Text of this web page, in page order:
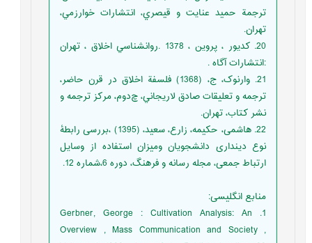
ترجمة حميد عنايت و قيصري، انتشارات خوارزمي،
تهران.
20. کديور ، پروين ، 1378 .روانشناسي اخلاق ، تهران
:انتشارات آگاه .
21. وارنوک، ج، (1368) فلسفة اخلاق در قرن حاضر،
ترجمه و تعليقات صادق لاريجاني، چ‌دوم، مركز ترجمه و
نشر كتاب، تهران.
22. هاشمی، حکیمه، زارع، سعید، (1395) ،بررسی رابطۀ
نوع دینداری دانشجویان ومیزان استفاده از وسایل
ارتباط جمعی، مجله رسانه و فرهنگ، دوره 6،شماره 12.
منابع انگلیسی:
1. Gerbner, George : Cultivation Analysis: An
Overview , Mass Communication and Society ,